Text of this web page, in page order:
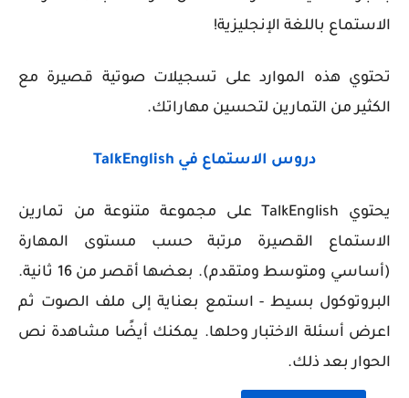
الاستماع باللغة الإنجليزية!
تحتوي هذه الموارد على تسجيلات صوتية قصيرة مع
الكثير من التمارين لتحسين مهاراتك.
دروس الاستماع في TalkEnglish
يحتوي TalkEnglish على مجموعة متنوعة من تمارين
الاستماع القصيرة مرتبة حسب مستوى المهارة
(أساسي ومتوسط ​​ومتقدم). بعضها أقصر من 16 ثانية.
البروتوكول بسيط - استمع بعناية إلى ملف الصوت ثم
اعرض أسئلة الاختبار وحلها. يمكنك أيضًا مشاهدة نص
الحوار بعد ذلك.